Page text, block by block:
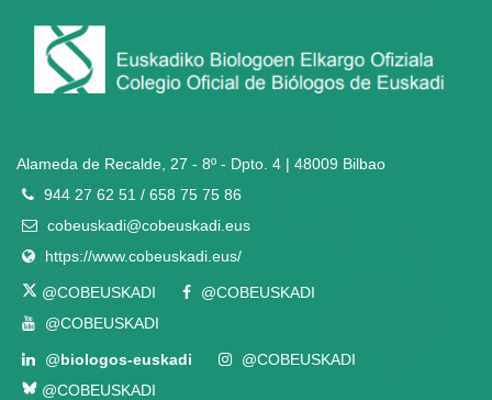
Alameda de Recalde, 27 - 8º - Dpto. 4 | 48009 Bilbao
944 27 62 51 / 658 75 75 86
cobeuskadi@cobeuskadi.eus
https://www.cobeuskadi.eus/
@COBEUSKADI
@COBEUSKADI
@COBEUSKADI
@biologos-euskadi
@COBEUSKADI
@COBEUSKADI